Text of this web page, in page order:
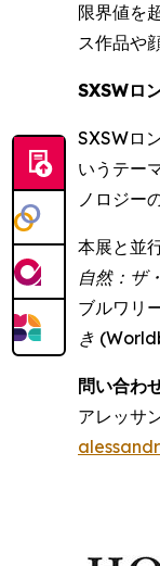
限界値を
ス作品や
SXSWロ
SXSWロ
いうテー
ノロジー
本展と並
自然：ザ
ブルワリ
き
問い合わ
アレッサ